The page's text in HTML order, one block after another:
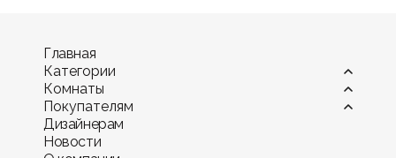
Главная
Категории
Витрины
Диваны
Камины
Комоды и тумбы
Комнаты
Гостиная
Детская комната
Кухня
Покупателям
Оплата
Мебель в рассрочку и кредит
Дизайнерам
Новости